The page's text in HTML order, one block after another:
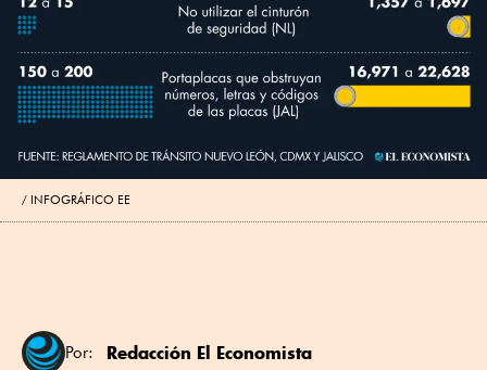
INFOGRÁFICO EE
Por: Redacción El Economista